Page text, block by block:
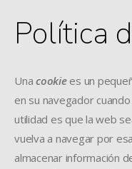
Política
Una cookiees un
en su navegador
utilidad es que la web
vuelva a navegar por
almacenar información